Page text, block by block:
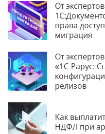
От
права
миграция
От
«1С-Рарус:
релизов
Как
НДФЛ при